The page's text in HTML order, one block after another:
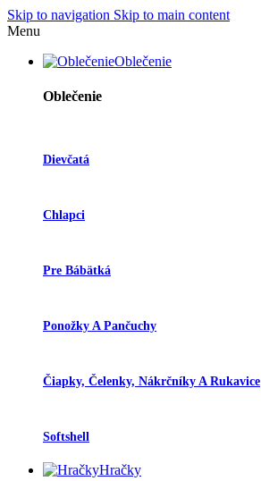
Skip to navigation Skip to main content
Menu
Oblečenie
Oblečenie
Dievčatá
Chlapci
Pre Bábätká
Ponožky A Pančuchy
Čiapky, Čelenky, Nákrčníky A Rukavice
Softshell
Hračky